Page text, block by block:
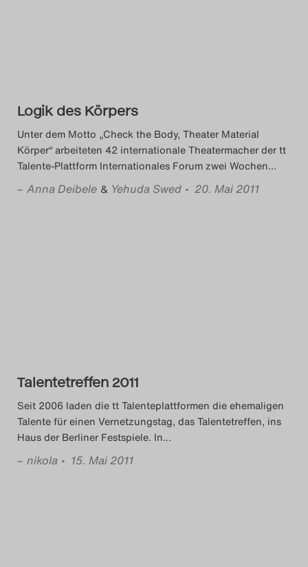
2015
Das Theatertreffen-Blog
2016
Das Theatertreffen-Blog
2019
Das Theatertreffen-Blog
Logik des Körpers
Unter dem Motto „Check the Body, Theater Material
Körper“ arbeiteten 42 internationale Theatermacher der tt
Talente-Plattform Internationales Forum zwei Wochen…
– Anna Deibele & Yehuda Swed • 20. Mai 2011
Talentetreffen 2011
Seit 2006 laden die tt Talenteplattformen die ehemaligen
Talente für einen Vernetzungstag, das Talentetreffen, ins
Haus der Berliner Festspiele. In…
– nikola • 15. Mai 2011